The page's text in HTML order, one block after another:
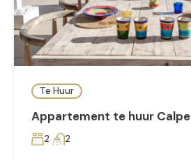
Te Huur
Appartement te huur Calpe
2 2